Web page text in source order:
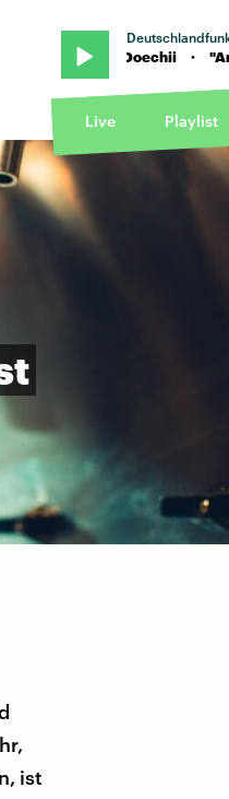
Doechii · "Anxiety" von
Live Playlist
ist